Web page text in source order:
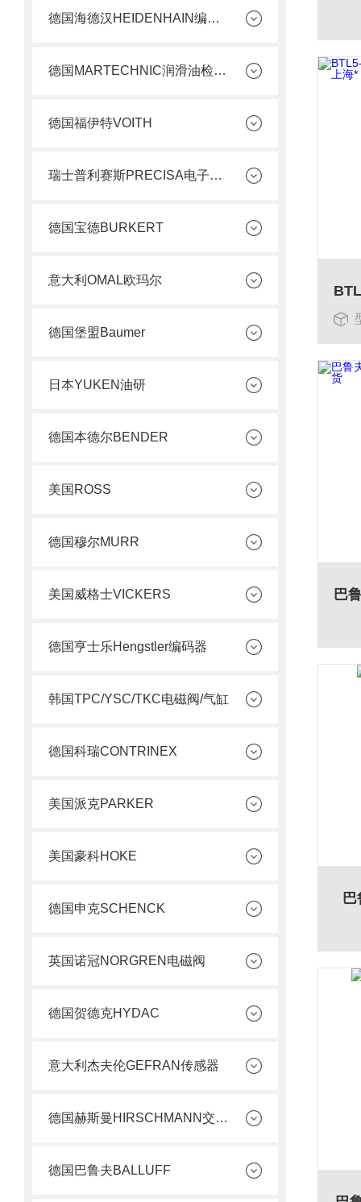
德国海德汉HEIDENHAIN编码器
德国MARTECHNIC润滑油检测套件
德国福伊特VOITH
瑞士普利赛斯PRECISA电子天平
德国宝德BURKERT
意大利OMAL欧玛尔
德国堡盟Baumer
日本YUKEN油研
德国本德尔BENDER
美国ROSS
德国穆尔MURR
美国威格士VICKERS
德国亨士乐Hengstler编码器
韩国TPC/YSC/TKC电磁阀/气缸
德国科瑞CONTRINEX
美国派克PARKER
美国豪科HOKE
德国申克SCHENCK
英国诺冠NORGREN电磁阀
德国贺德克HYDAC
意大利杰夫伦GEFRAN传感器
德国赫斯曼HIRSCHMANN交换机
德国巴鲁夫BALLUFF
巴